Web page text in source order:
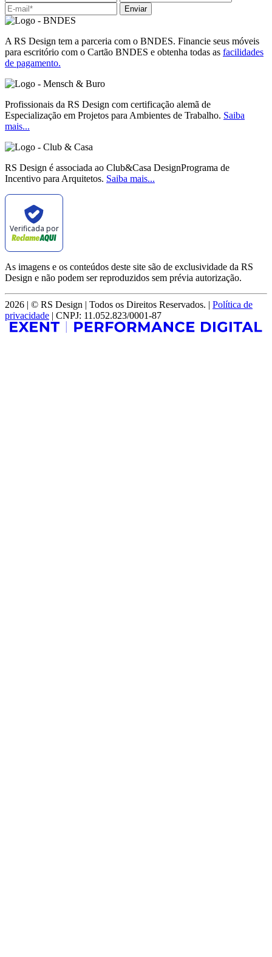
Enviar
A RS Design tem a parceria com o BNDES. Financie seus móveis
para escritório com o Cartão BNDES e obtenha todas as facilidades
de pagamento.
Profissionais da RS Design com certificação alemã de
Especialização em Projetos para Ambientes de Trabalho. Saiba
mais...
RS Design é associada ao Club&Casa DesignPrograma de
Incentivo para Arquitetos. Saiba mais...
Verificada por
As imagens e os conteúdos deste site são de exclusividade da RS
Design e não podem ser reproduzidos sem prévia autorização.
2026 | © RS Design | Todos os Direitos Reservados. | Política de
privacidade | CNPJ: 11.052.823/0001-87